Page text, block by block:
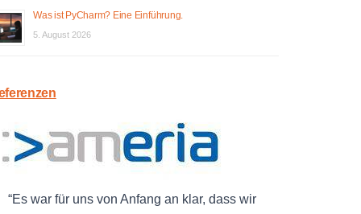
Was ist PyCharm? Eine Einführung.
5. August 2026
Es war für uns von Anfang an klar, dass wir